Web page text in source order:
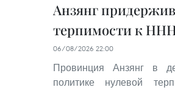
Анзянг
терпимости к
06/08/2026 22:00
Провинция Анзянг в
политике нулевой